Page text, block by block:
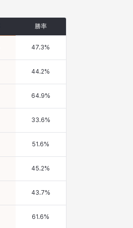
勝率
47.3%
44.2%
64.9%
33.6%
51.6%
45.2%
43.7%
61.6%